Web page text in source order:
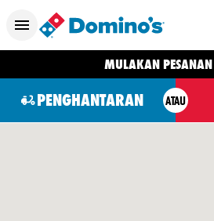
MULAKAN
PENGHANTARAN ATAU